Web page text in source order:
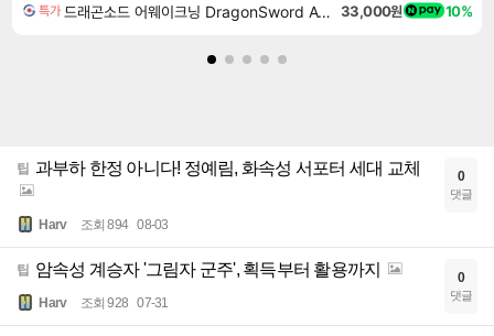
특가 드래곤소드 어웨이크닝 DragonSword Awakening 33,000원 10%
팁 과부하 한정 아니다! 정예림, 화속성 서포터 세대 교체
Harv 조회 894 08-03
0
댓글
팁 암속성 계승자 '그림자 군주', 획득부터 활용까지
Harv 조회 928 07-31
0
댓글